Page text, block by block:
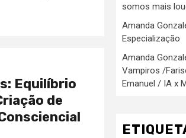
Equilíbrio
de
somos mais
Amanda
Especialização
Amanda
Vampiros /
Emanuel / IA x